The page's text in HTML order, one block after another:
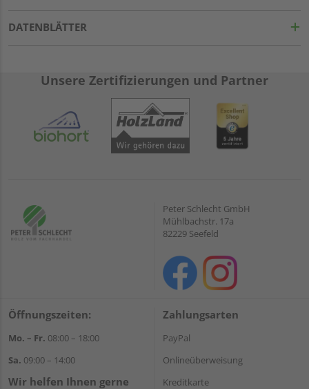
DATENBLÄTTER
Unsere Zertifizierungen und Partner
Peter Schlecht GmbH
Mühlbachstr. 17a
82229 Seefeld
Öffnungszeiten:
Mo. – Fr. 08:00 – 18:00
Sa. 09:00 – 14:00
Wir helfen Ihnen gerne
Zahlungsarten
PayPal
Onlineüberweisung
Kreditkarte